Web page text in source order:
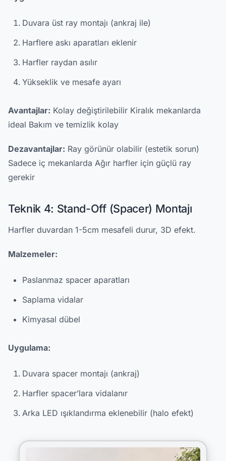
Duvara üst ray montajı (ankraj ile)
Harflere askı aparatları eklenir
Harfler raydan asılır
Yükseklik ve mesafe ayarı
Avantajlar: Kolay değiştirilebilir Kiralık mekanlarda
ideal Bakım ve temizlik kolay
Dezavantajlar: Ray görünür olabilir (estetik sorun)
Sadece iç mekanlarda Ağır harfler için güçlü ray
gerekir
Teknik 4: Stand-Off (Spacer) Montajı
Harfler duvardan 1-5cm mesafeli durur, 3D efekt.
Malzemeler:
Paslanmaz spacer aparatları
Saplama vidalar
Kimyasal dübel
Uygulama:
Duvara spacer montajı (ankraj)
Harfler spacer’lara vidalanır
Arka LED ışıklandırma eklenebilir (halo efekt)